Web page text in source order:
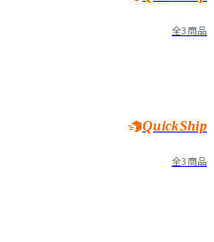
全3商品
QuickShip
全3商品